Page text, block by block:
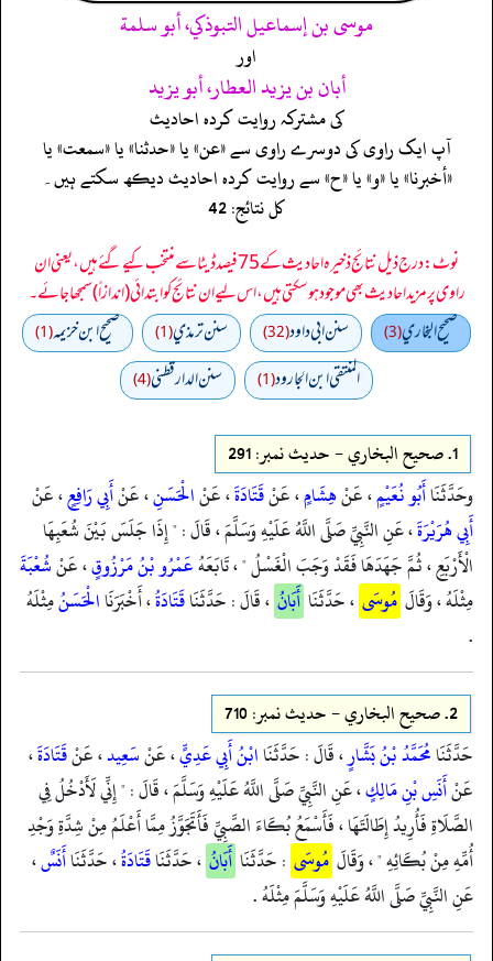
موسى بن إسماعيل التبوذكي، أبو سلمة
اور
أبان بن يزيد العطار، أبو يزيد
کی مشترکہ روایت کردہ احادیث
آپ ایک راوی کی دوسرے راوی سے «عن» یا «حدثنا» یا «سمعت» یا
«أخبرنا» یا «و» یا «ح» سے روایت کردہ احادیث دیکھ سکتے ہیں۔
کل نتائج: 42
نوٹ: درج ذیل نتائج ذخیرہ احادیث کے 75 فیصد ڈیٹا سے منتخب کیے گئے ہیں، یعنی ان
راوی پر مزید احادیث بھی موجود ہو سکتی ہیں، اس لیے ان نتائج کو ابتدائی (اندازاً) سمجھا جائے۔
صحيح البخاري(3) سنن ابي داود(32) سنن ترمذي(1) صحيح ابن خزيمه(1)
المنتقى ابن الجارود(1) سنن الدارقطني(4)
1. صحيح البخاري - حدیث نمبر: 291
وحَدَّثَنَاأَبُو نُعَيْمٍ، عَنْهِشَامٍ، عَنْقَتَادَةَ، عَنْالْحَسَنِ، عَنْأَبِي رَافِعٍ، عَنْ
أَبِي هُرَيْرَةَ، عَنِ النَّبِيِّ صَلَّى اللَّهُ عَلَيْهِ وَسَلَّمَ ، قَالَ : " إِذَا جَلَسَ بَيْنَ شُعَبِهَا
الْأَرْبَعِ ، ثُمَّ جَهَدَهَا فَقَدْ وَجَبَ الْغَسْلُ " ، تَابَعَهُعَمْرُو بْنُ مَرْزُوقٍ، عَنْشُعْبَةَ
مِثْلَهُ ، وَقَالَ مُوسَى ، حَدَّثَنَا أَبَانُ ، قَالَ : حَدَّثَنَاقَتَادَةُ، أَخْبَرَنَاالْحَسَنُمِثْلَهُ
.
2. صحيح البخاري - حدیث نمبر: 710
حَدَّثَنَامُحَمَّدُ بْنُ بَشَّارٍ، قَالَ : حَدَّثَنَاابْنُ أَبِي عَدِيٍّ، عَنْسَعِيد، عَنْقَتَادَةَ،
عَنْأَنَسِ بْنِ مَالِكٍ، عَنِ النَّبِيِّ صَلَّى اللَّهُ عَلَيْهِ وَسَلَّمَ ، قَالَ : " إِنِّي لَأَدْخُلُ فِي
الصَّلَاةِ فَأُرِيدُ إِطَالَتَهَا ، فَأَسْمَعُ بُكَاءَ الصَّبِيِّ فَأَتَجَوَّزُ مِمَّا أَعْلَمُ مِنْ شِدَّةِ وَجْدِ
أُمِّهِ مِنْ بُكَائِهِ " ، وَقَالَ مُوسَى : حَدَّثَنَا أَبَانُ ، حَدَّثَنَاقَتَادَةُ، حَدَّثَنَاأَنَسٌ،
عَنِ النَّبِيِّ صَلَّى اللَّهُ عَلَيْهِ وَسَلَّمَ مِثْلَهُ .